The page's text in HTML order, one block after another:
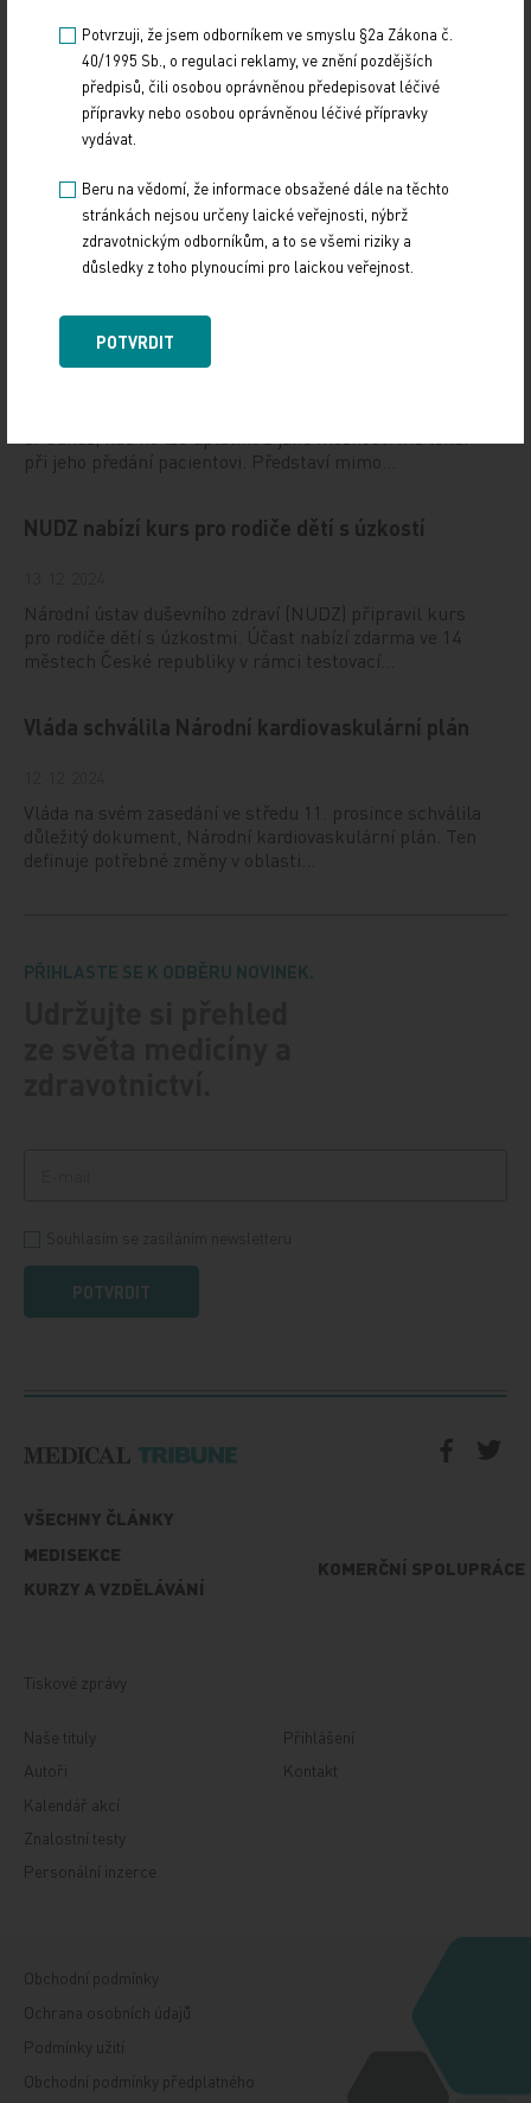
Doporučené
19. světový kongres Controversies in Neurology
(CONy)
10. 3. 2025
19. světový kongres Controversies in Neurology (CONy)
se bude konat v termínu 20.–22. března 2025 v Praze.
Vystavování ePoukazů
při jeho předání pacientovi. Představí mimo…
NUDZ nabízí kurs pro rodiče dětí s úzkostí
Národní ústav duševního zdraví (NUDZ) připravil kurs
pro rodiče dětí s úzkostmi. Účast nabízí zdarma ve 14
městech České republiky v rámci testovací…
Vláda schválila Národní kardiovaskulární plán
Vláda na svém zasedání ve středu 11. prosince schválila
důležitý dokument, Národní kardiovaskulární plán. Ten
definuje potřebné změny v oblasti…
PŘIHLASTE SE K ODBĚRU NOVINEK.
POTVRDIT
VŠECHNY ČLÁNKY
MEDISEKCE
KURZY A VZDĚLÁVÁNÍ
KOMERČNÍ SPOLUPRÁCE
Tiskové zprávy
Naše tituly
Autoři
Kalendář akcí
Znalostní testy
Personální inzerce
Přihlášení
Kontakt
Obchodní podmínky
Ochrana osobních údajů
Podmínky užití
Obchodní podmínky předplatného
Potvrzuji, že jsem odborníkem ve smyslu §2a Zákona č.
40/1995 Sb., o regulaci reklamy, ve znění pozdějších
předpisů, čili osobou oprávněnou předepisovat léčivé
přípravky nebo osobou oprávněnou léčivé přípravky
vydávat.
Beru na vědomí, že informace obsažené dále na těchto
stránkách nejsou určeny laické veřejnosti, nýbrž
zdravotnickým odborníkům, a to se všemi riziky a
důsledky z toho plynoucími pro laickou veřejnost.
POTVRDIT